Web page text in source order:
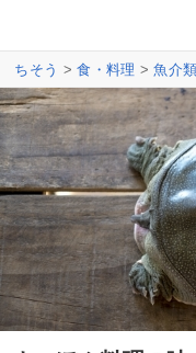
ちそう >食・料理 >魚介類